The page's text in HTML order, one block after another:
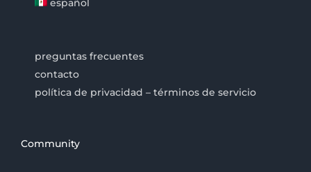
español
preguntas frecuentes
contacto
política de privacidad – términos de servicio
Community